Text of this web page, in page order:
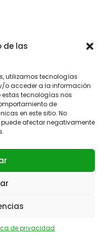
de las
utilizamos tecnologías
o acceder a la información
estas tecnologías nos
de
en este sitio. No
puede afectar negativamente
de privacidad